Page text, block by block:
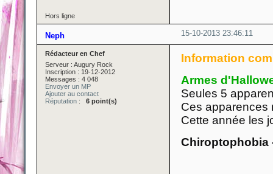
Hors ligne
15-10-2013 23:46:11
Neph
Rédacteur en Chef
Serveur : Augury Rock
Inscription : 19-12-2012
Messages : 4 048
Envoyer un MP
Ajouter au contact
Réputation : 6 point(s)
Information
Armes
Seules 5
Ces apparences
Cette année les
Chiroptophobia